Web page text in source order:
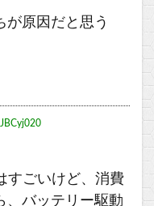
が原因だと思う
すごいけど、消費
、バッテリー駆動